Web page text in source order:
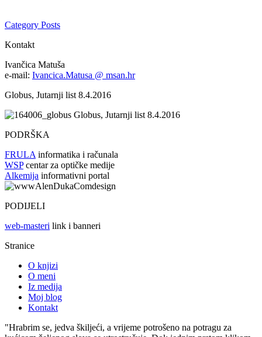
Category Posts
Kontakt
Ivančica Matuša
e-mail: Ivancica.Matusa @ msan.hr
Globus, Jutarnji list 8.4.2016
Globus, Jutarnji list 8.4.2016
PODRŠKA
FRULA informatika i računala
WSPcentar za optičke medije
Alkemija informativni portal
PODIJELI
web-masteri link i banneri
Stranice
O knjizi
O meni
Iz medija
Moj blog
Kontakt
"Hrabrim se, jedva škiljeći, a vrijeme potrošeno na potragu za